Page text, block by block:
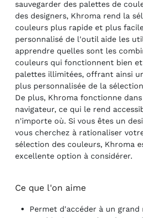
sauvegarder des palettes de
des designers, Khroma rend la
couleurs plus rapide et plus
personnalisé de l'outil aide les
apprendre quelles sont les
couleurs qui fonctionnent bien
palettes illimitées, offrant ainsi
plus personnalisée de la
De plus, Khroma fonctionne
navigateur, ce qui le rend
n'importe où. Si vous êtes un
vous cherchez à rationaliser
sélection des couleurs, Khroma
excellente option à considérer.
Ce que l'on aime
Permet d'accéder à un grand